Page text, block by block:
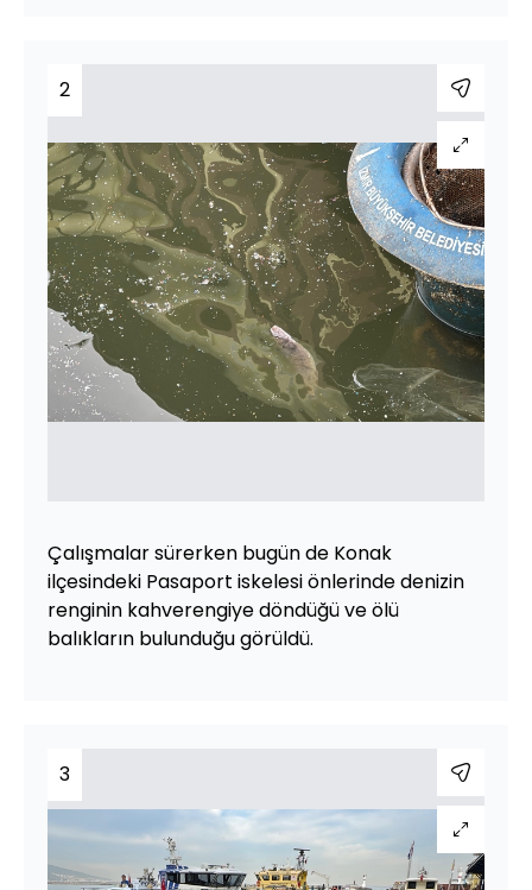
2
Çalışmalar sürerken bugün de Konak
ilçesindeki Pasaport iskelesi önlerinde denizin
renginin kahverengiye döndüğü ve ölü
balıkların bulunduğu görüldü.
3